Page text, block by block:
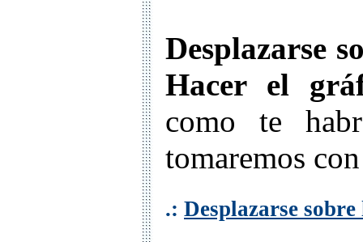
Desplazarse
Hacer el
como te
tomaremos
.: Desplazarse